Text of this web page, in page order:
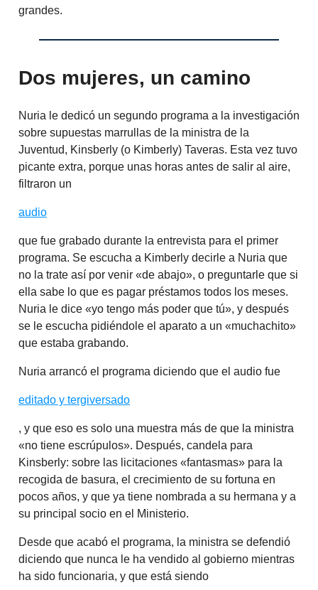
grandes.
Dos mujeres, un camino
Nuria le dedicó un segundo programa a la investigación
sobre supuestas marrullas de la ministra de la
Juventud, Kinsberly (o Kimberly) Taveras. Esta vez tuvo
picante extra, porque unas horas antes de salir al aire,
filtraron un
audio
que fue grabado durante la entrevista para el primer
programa. Se escucha a Kimberly decirle a Nuria que
no la trate así por venir «de abajo», o preguntarle que si
ella sabe lo que es pagar préstamos todos los meses.
Nuria le dice «yo tengo más poder que tú», y después
se le escucha pidiéndole el aparato a un «muchachito»
que estaba grabando.
Nuria arrancó el programa diciendo que el audio fue
editado y tergiversado
, y que eso es solo una muestra más de que la ministra
«no tiene escrúpulos». Después, candela para
Kinsberly: sobre las licitaciones «fantasmas» para la
recogida de basura, el crecimiento de su fortuna en
pocos años, y que ya tiene nombrada a su hermana y a
su principal socio en el Ministerio.
Desde que acabó el programa, la ministra se defendió
diciendo que nunca le ha vendido al gobierno mientras
ha sido funcionaria, y que está siendo